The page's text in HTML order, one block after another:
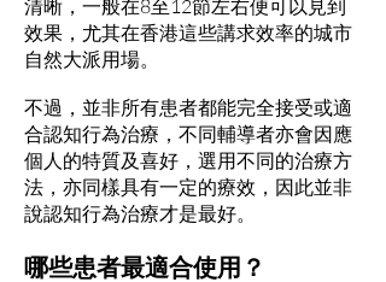
清晰，一般在8至12節左右便可以見到
效果，尤其在香港這些講求效率的城市
自然大派用場。
不過，並非所有患者都能完全接受或適
合認知行為治療，不同輔導者亦會因應
個人的特質及喜好，選用不同的治療方
法，亦同樣具有一定的療效，因此並非
說認知行為治療才是最好。
哪些患者最適合使用？